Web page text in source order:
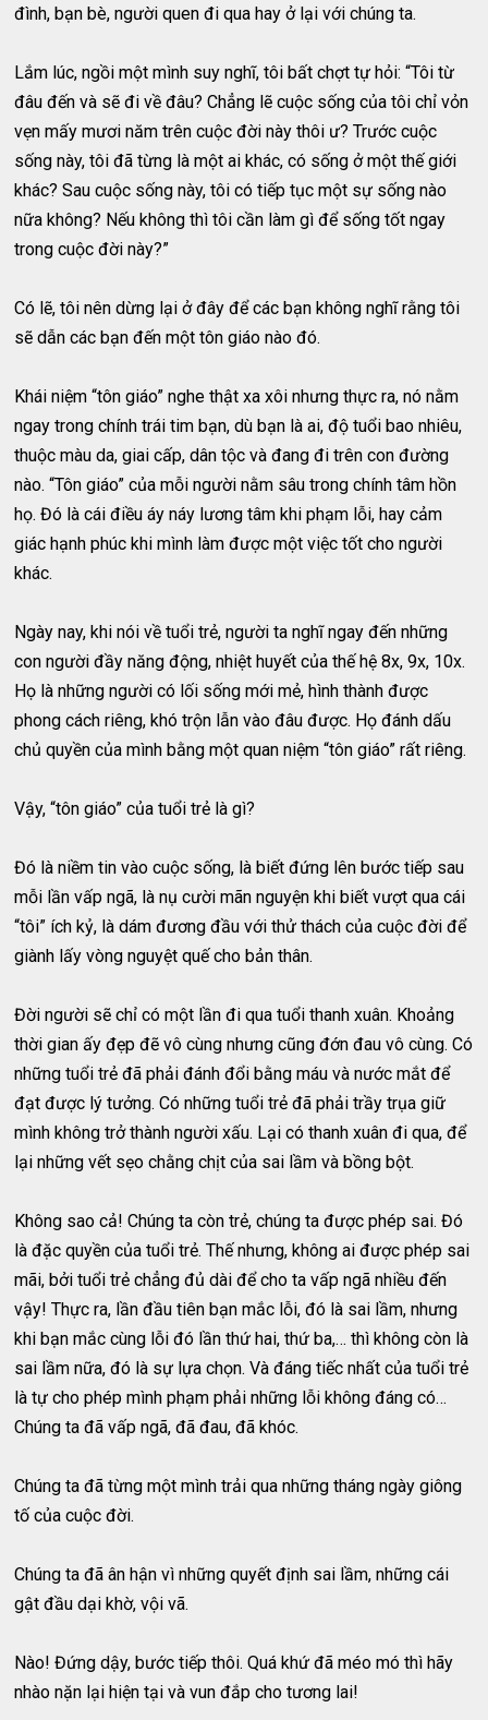
đình, bạn bè, người quen đi qua hay ở lại với chúng ta.
Lắm lúc, ngồi một mình suy nghĩ, tôi bất chợt tự hỏi: “Tôi từ
đâu đến và sẽ đi về đâu? Chẳng lẽ cuộc sống của tôi chỉ vỏn
vẹn mấy mươi năm trên cuộc đời này thôi ư? Trước cuộc
sống này, tôi đã từng là một ai khác, có sống ở một thế giới
khác? Sau cuộc sống này, tôi có tiếp tục một sự sống nào
nữa không? Nếu không thì tôi cần làm gì để sống tốt ngay
trong cuộc đời này?”
Có lẽ, tôi nên dừng lại ở đây để các bạn không nghĩ rằng tôi
sẽ dẫn các bạn đến một tôn giáo nào đó.
Khái niệm “tôn giáo” nghe thật xa xôi nhưng thực ra, nó nằm
ngay trong chính trái tim bạn, dù bạn là ai, độ tuổi bao nhiêu,
thuộc màu da, giai cấp, dân tộc và đang đi trên con đường
nào. “Tôn giáo” của mỗi người nằm sâu trong chính tâm hồn
họ. Đó là cái điều áy náy lương tâm khi phạm lỗi, hay cảm
giác hạnh phúc khi mình làm được một việc tốt cho người
khác.
Ngày nay, khi nói về tuổi trẻ, người ta nghĩ ngay đến những
con người đầy năng động, nhiệt huyết của thế hệ 8x, 9x, 10x.
Họ là những người có lối sống mới mẻ, hình thành được
phong cách riêng, khó trộn lẫn vào đâu được. Họ đánh dấu
chủ quyền của mình bằng một quan niệm “tôn giáo” rất riêng.
Vậy, “tôn giáo” của tuổi trẻ là gì?
Đó là niềm tin vào cuộc sống, là biết đứng lên bước tiếp sau
mỗi lần vấp ngã, là nụ cười mãn nguyện khi biết vượt qua cái
“tôi” ích kỷ, là dám đương đầu với thử thách của cuộc đời để
giành lấy vòng nguyệt quế cho bản thân.
Đời người sẽ chỉ có một lần đi qua tuổi thanh xuân. Khoảng
thời gian ấy đẹp đẽ vô cùng nhưng cũng đớn đau vô cùng. Có
những tuổi trẻ đã phải đánh đổi bằng máu và nước mắt để
đạt được lý tưởng. Có những tuổi trẻ đã phải trầy trụa giữ
mình không trở thành người xấu. Lại có thanh xuân đi qua, để
lại những vết sẹo chằng chịt của sai lầm và bồng bột.
Không sao cả! Chúng ta còn trẻ, chúng ta được phép sai. Đó
là đặc quyền của tuổi trẻ. Thế nhưng, không ai được phép sai
mãi, bởi tuổi trẻ chẳng đủ dài để cho ta vấp ngã nhiều đến
vậy! Thực ra, lần đầu tiên bạn mắc lỗi, đó là sai lầm, nhưng
khi bạn mắc cùng lỗi đó lần thứ hai, thứ ba,… thì không còn là
sai lầm nữa, đó là sự lựa chọn. Và đáng tiếc nhất của tuổi trẻ
là tự cho phép mình phạm phải những lỗi không đáng có…
Chúng ta đã vấp ngã, đã đau, đã khóc.
Chúng ta đã từng một mình trải qua những tháng ngày giông
tố của cuộc đời.
Chúng ta đã ân hận vì những quyết định sai lầm, những cái
gật đầu dại khờ, vội vã.
Nào! Đứng dậy, bước tiếp thôi. Quá khứ đã méo mó thì hãy
nhào nặn lại hiện tại và vun đắp cho tương lai!